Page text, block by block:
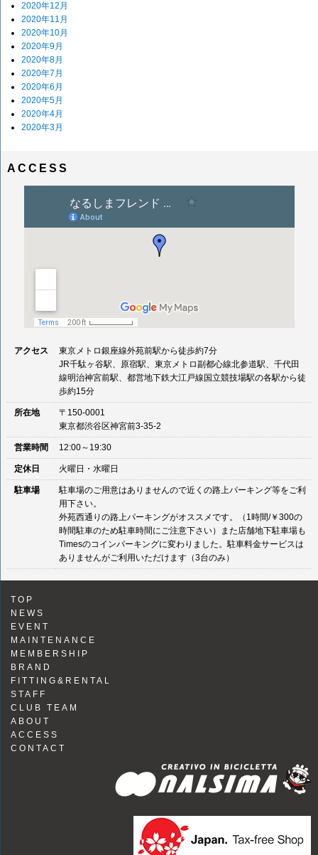
2020年12月
2020年11月
2020年10月
2020年9月
2020年8月
2020年7月
2020年6月
2020年5月
2020年4月
2020年3月
ACCESS
アクセス
東京メトロ銀座線外苑前駅から徒歩約7分
JR千駄ヶ谷駅、原宿駅、東京メトロ副都心線北参道駅、千代田
線明治神宮前駅、都営地下鉄大江戸線国立競技場駅の各駅から徒
歩約15分
所在地
〒150-0001
東京都渋谷区神宮前3-35-2
営業時間 12:00～19:30
定休日 火曜日・水曜日
駐車場
駐車場のご用意はありませんので近くの路上パーキング等をご利
用下さい。
外苑西通りの路上パーキングがオススメです。（1時間/￥300の
時間駐車のため駐車時間にご注意下さい）また店舗地下駐車場も
Timesのコインパーキングに変わりました。駐車料金サービスは
ありませんがご利用いただけます（3台のみ）
TOP
NEWS
EVENT
MAINTENANCE
MEMBERSHIP
BRAND
FITTING&RENTAL
STAFF
CLUB TEAM
ABOUT
ACCESS
CONTACT